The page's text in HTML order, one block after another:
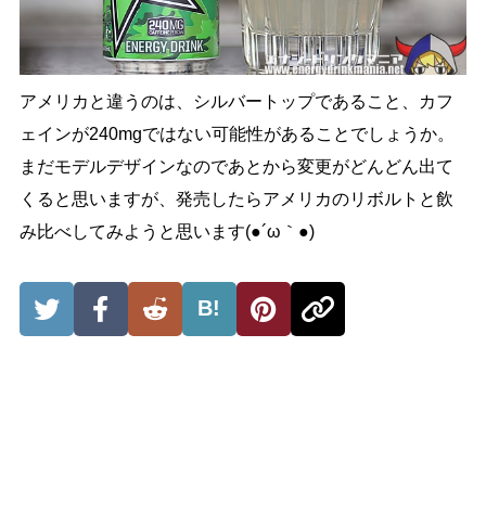
アメリカと違うのは、シルバートップであること、カフ
ェインが240mgではない可能性があることでしょうか。
まだモデルデザインなのであとから変更がどんどん出て
くると思いますが、発売したらアメリカのリボルトと飲
み比べしてみようと思います(●´ω｀●)
B!